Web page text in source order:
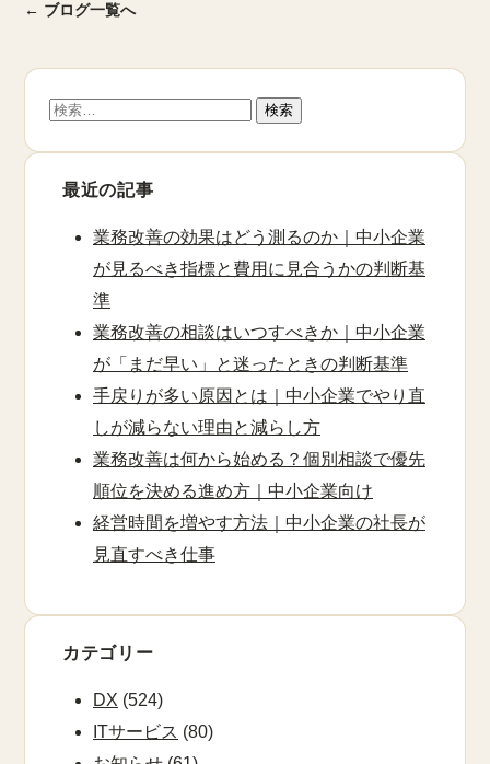
← ブログ一覧へ
検
最近の記事
業務改善の効果はどう測るのか｜中小企業
が見るべき指標と費用に見合うかの判断基
準
業務改善の相談はいつすべきか｜中小企業
が「まだ早い」と迷ったときの判断基準
手戻りが多い原因とは｜中小企業でやり直
しが減らない理由と減らし方
業務改善は何から始める？個別相談で優先
順位を決める進め方｜中小企業向け
経営時間を増やす方法｜中小企業の社長が
見直すべき仕事
カテゴリー
DX (524)
ITサービス (80)